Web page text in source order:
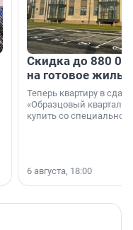
Скидка до 880
на готовое
Теперь квартиру в
«Образцовый квартал
купить со специальной
6 августа, 18:00